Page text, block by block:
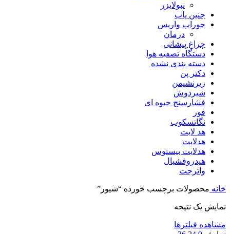
نبولایزر
جنین یاب
جوراب واریس
درمان
چراغ پیشانی
دستگاه تصفیه هوا
دسته بندی نشده
دکتر پن
زیرنشیمن
شیردوش
فشارسنج جیوه ای
فور
نگاتسکوب
هد لایت
هدلایت
هدلایت بیستوس
هیدروفشیال
واترجت
خانه محصولات برچسب خورده “شیور”
نمایش یک نتیجه
مشاهده فیلترها